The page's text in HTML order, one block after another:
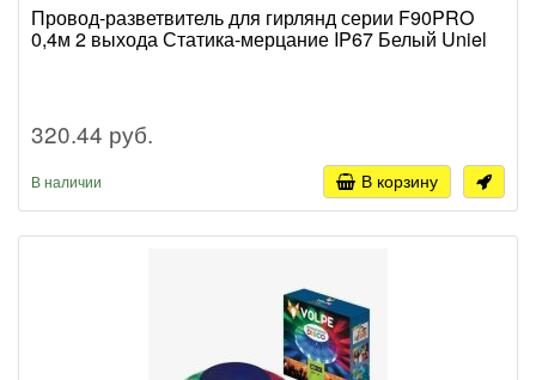
Провод-разветвитель для гирлянд серии F90PRO
0,4м 2 выхода Статика-мерцание IP67 Белый Uniel
320.44 руб.
В наличии В корзину